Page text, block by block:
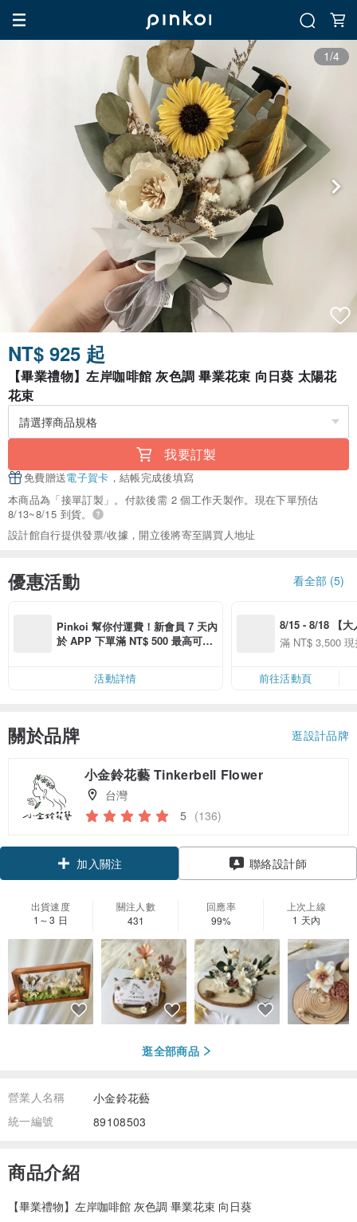
1/4
NT$ 925 起
【畢業禮物】左岸咖啡館 灰色調 畢業花束 向日葵 太陽花
花束
我要訂製
免費贈送電子賀卡 ，結帳完成後填寫
本商品為「接單訂製」。付款後需 2 個工作天製作。現在下單預估
8/13~8/15 到貨。
設計館自行提供發票/收據，開立後將寄至購買人地址
優惠活動 看全部 (5)
Pinkoi 幫你付運費！新會員 7 天內
於 APP 下單滿 NT$ 500 最高可折
活動詳情
8/15 - 8/18 【大
季】滿
滿 NT$ 3,500
前往活動頁
關於品牌 逛設計品牌
小金鈴花藝 Tinkerbell Flower
台灣
5 (136)
加入關注 聯絡設計師
出貨速度
1～3 日
關注人數
431
回應率
99%
上次上線
1 天內
逛全部商品
營業人名稱
小金鈴花藝
統一編號
89108503
商品介紹
【畢業禮物】左岸咖啡館 灰色調 畢業花束 向日葵